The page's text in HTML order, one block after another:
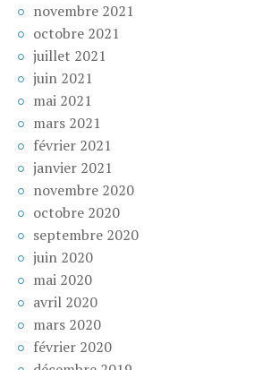
novembre 2021
octobre 2021
juillet 2021
juin 2021
mai 2021
mars 2021
février 2021
janvier 2021
novembre 2020
octobre 2020
septembre 2020
juin 2020
mai 2020
avril 2020
mars 2020
février 2020